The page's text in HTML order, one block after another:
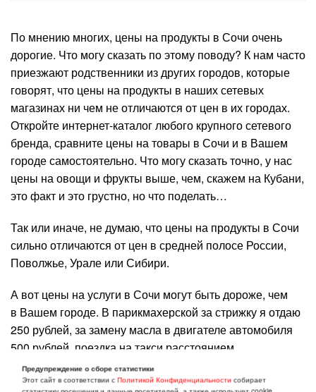
По мнению многих, цены на продукты в Сочи очень
дорогие. Что могу сказать по этому поводу? К нам часто
приезжают родственники из других городов, которые
говорят, что цены на продукты в наших сетевых
магазинах ни чем не отличаются от цен в их городах.
Откройте интернет-каталог любого крупного сетевого
бренда, сравните цены на товары в Сочи и в Вашем
городе самостоятельно. Что могу сказать точно, у нас
цены на овощи и фрукты выше, чем, скажем на Кубани,
это факт и это грустно, но что поделать…
Так или иначе, не думаю, что цены на продукты в Сочи
сильно отличаются от цен в средней полосе России,
Поволжье, Урале или Сибири.
А вот цены на услуги в Сочи могут быть дороже, чем
в Вашем городе. В парикмахерской за стрижку я отдаю
250 рублей, за замену масла в двигателе автомобиля
500 рублей, поездка на такси расстоянием
в 15 километров обойдется в 500-600 рублей, средний
чек на посещение кафе на семью из 4 человек около
Предупреждение о сборе статистики
Этот сайт в соответствии сПолитикой Конфиденциальности собирает